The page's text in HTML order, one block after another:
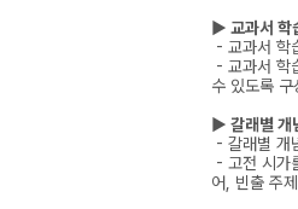
▶ 교과서 학
- 교과서 학
- 교과서 학
수 있도록
▶ 갈래별 개
- 갈래별 개
- 고전 시가
어, 빈출 주